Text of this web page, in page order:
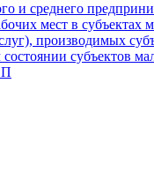
и среднего
мест в субъектах
производимых
субъектов